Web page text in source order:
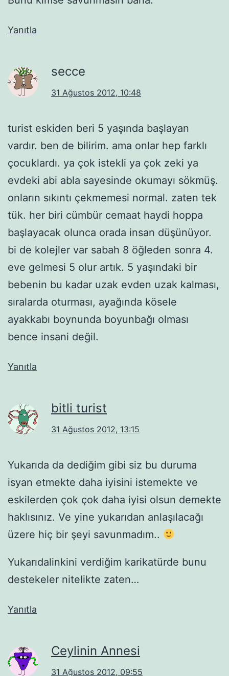
Yanıtla
secce
31 Ağustos 2012, 10:48
turist eskiden beri 5 yaşında başlayan
vardır. ben de bilirim. ama onlar hep farklı
çocuklardı. ya çok istekli ya çok zeki ya
evdeki abi abla sayesinde okumayı sökmüş.
onların sıkıntı çekmemesi normal. zaten tek
tük. her biri cümbür cemaat haydi hoppa
başlayacak olunca orada insan düşünüyor.
bi de kolejler var sabah 8 öğleden sonra 4.
eve gelmesi 5 olur artık. 5 yaşındaki bir
bebenin bu kadar uzak evden uzak kalması,
sıralarda oturması, ayağında kösele
ayakkabı boynunda boyunbağı olması
bence insani değil.
Yanıtla
bitli turist
31 Ağustos 2012, 13:15
Yukarıda da dediğim gibi siz bu duruma
isyan etmekte daha iyisini istemekte ve
eskilerden çok çok daha iyisi olsun demekte
haklısınız. Ve yine yukarıdan anlaşılacağı
üzere hiç bir şeyi savunmadım..
Yukarıdalinkini verdiğim karikatürde bunu
destekeler nitelikte zaten…
Yanıtla
Ceylinin Annesi
31 Ağustos 2012, 09:55